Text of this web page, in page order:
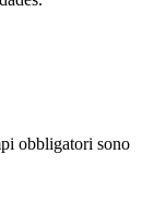
obbligatori sono